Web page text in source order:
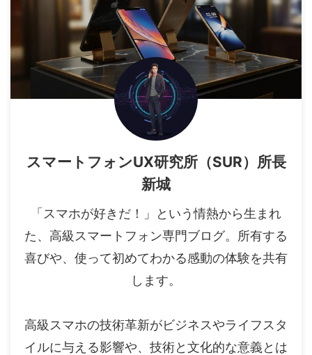
スマートフォンUX研究所（SUR）所長
新城
「スマホが好きだ！」という情熱から生まれ
た、高級スマートフォン専門ブログ。所有する
喜びや、使って初めてわかる感動の体験を共有
します。
高級スマホの技術革新がビジネスやライフスタ
イルに与える影響や、技術と文化的な意義とは